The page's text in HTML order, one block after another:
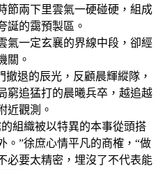
節兩下里雲氣一硬碰硬，組成
誕的靄預製區。
氣一定玄襄的界線中段，卻經
關。
撤退的辰光，反顧晨輝縱隊，
窮追猛打的晨曦兵卒，越追越
近觀測。
組織被以特異的本事從頭搭
。”徐庶心情平凡的商榷，“做
必要太精密，埋沒了不代表能